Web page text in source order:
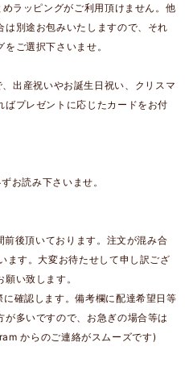
ラッピングがご利用頂けません。他
別途お包みいたしますので、それ
ご選択下さいませ。
出産祝いやお誕生日祝い、クリスマ
ばプレゼントに応じたカードをお付
お読み下さいませ。
後頂いております。注文が混み合
ます。大変お待たせして申し訳ござ
い致します。
確認します。備考欄に配達希望日等
多いですので、お急ぎの場合等は
からのご連絡がスムーズです)